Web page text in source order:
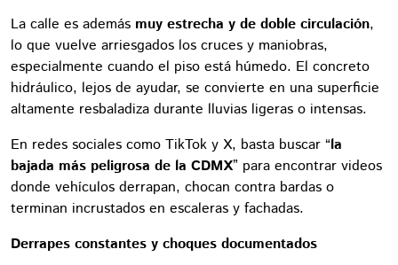
La calle es además muy estrecha y de doble circulación,
lo que vuelve arriesgados los cruces y maniobras,
especialmente cuando el piso está húmedo. El concreto
hidráulico, lejos de ayudar, se convierte en una superficie
altamente resbaladiza durante lluvias ligeras o intensas.
En redes sociales como TikTok y X, basta buscar “la
bajada más peligrosa de la CDMX” para encontrar videos
donde vehículos derrapan, chocan contra bardas o
terminan incrustados en escaleras y fachadas.
Derrapes constantes y choques documentados